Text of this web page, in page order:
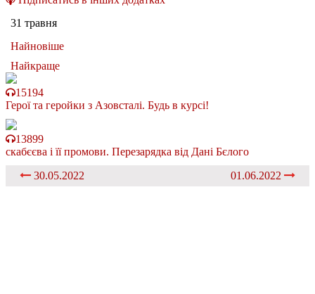
31 травня
Найновіше
Найкраще
15194
Герої та геройки з Азовсталі. Будь в курсі!
13899
скабєєва і її промови. Перезарядка від Дані Бєлого
30.05.2022
01.06.2022